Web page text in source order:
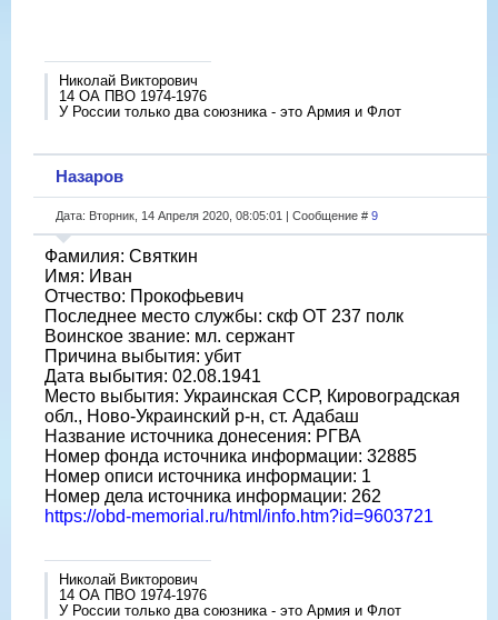
Николай Викторович
14 ОА ПВО 1974-1976
У России только два союзника - это Армия и Флот
Назаров
Дата: Вторник, 14 Апреля 2020, 08:05:01 | Сообщение # 9
Фамилия: Святкин
Имя: Иван
Отчество: Прокофьевич
Последнее место службы: скф ОТ 237 полк
Воинское звание: мл. сержант
Причина выбытия: убит
Дата выбытия: 02.08.1941
Место выбытия: Украинская ССР, Кировоградская
обл., Ново-Украинский р-н, ст. Адабаш
Название источника донесения: РГВА
Номер фонда источника информации: 32885
Номер описи источника информации: 1
Номер дела источника информации: 262
https://obd-memorial.ru/html/info.htm?id=9603721
Николай Викторович
14 ОА ПВО 1974-1976
У России только два союзника - это Армия и Флот